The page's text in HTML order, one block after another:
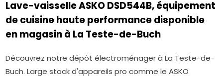
Lave-vaisselle ASKO DSD544B, équipement
de cuisine haute performance disponible
en magasin à La Teste-de-Buch
Découvrez notre dépôt électroménager à La Teste-de-
Buch. Large stock d'appareils pro comme le ASKO